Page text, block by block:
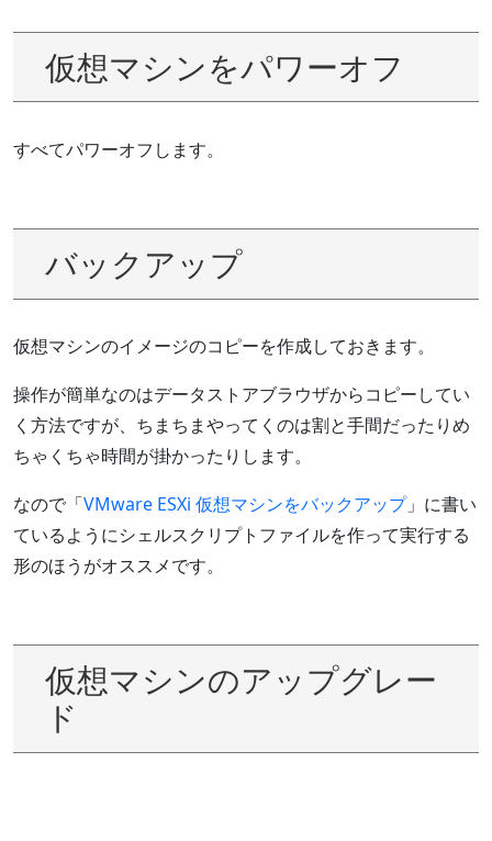
仮想マシンをパワーオフ
すべてパワーオフします。
バックアップ
仮想マシンのイメージのコピーを作成しておきます。
操作が簡単なのはデータストアブラウザからコピーしてい
く方法ですが、ちまちまやってくのは割と手間だったりめ
ちゃくちゃ時間が掛かったりします。
なので「VMware ESXi 仮想マシンをバックアップ」に書い
ているようにシェルスクリプトファイルを作って実行する
形のほうがオススメです。
仮想マシンのアップグレー
ド